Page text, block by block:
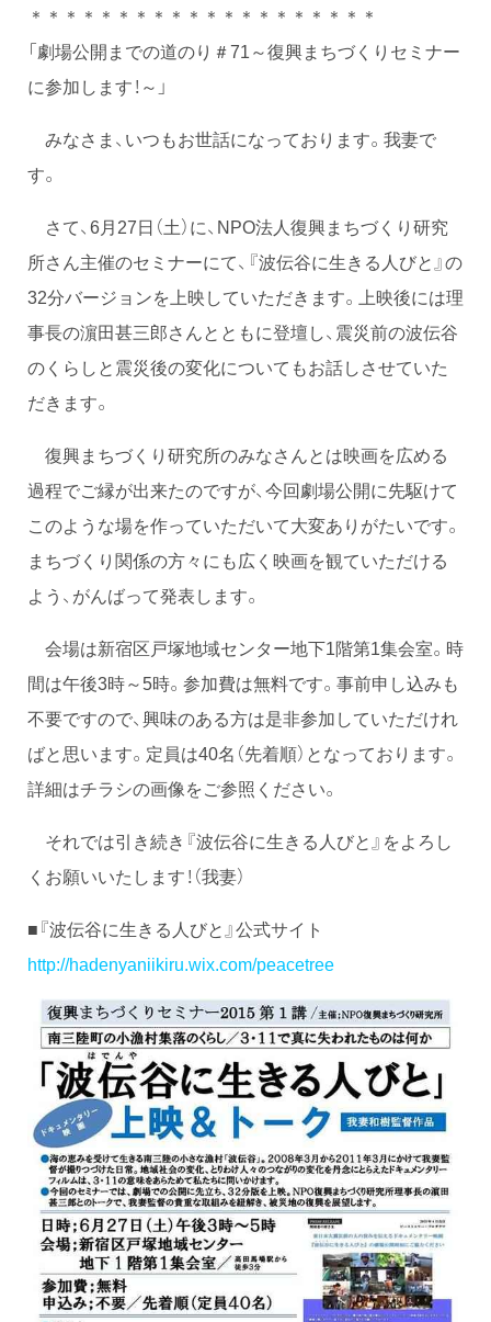
＊＊＊＊＊＊＊＊＊＊＊＊＊＊＊＊＊＊＊＊
「劇場公開までの道のり＃71～復興まちづくりセミナー
に参加します！～」
みなさま、いつもお世話になっております。我妻で
す。
さて、6月27日（土）に、NPO法人復興まちづくり研究
所さん主催のセミナーにて、『波伝谷に生きる人びと』の
32分バージョンを上映していただきます。上映後には理
事長の濵田甚三郎さんとともに登壇し、震災前の波伝谷
のくらしと震災後の変化についてもお話しさせていた
だきます。
復興まちづくり研究所のみなさんとは映画を広める
過程でご縁が出来たのですが、今回劇場公開に先駆けて
このような場を作っていただいて大変ありがたいです。
まちづくり関係の方々にも広く映画を観ていただける
よう、がんばって発表します。
会場は新宿区戸塚地域センター地下1階第1集会室。時
間は午後3時～5時。参加費は無料です。事前申し込みも
不要ですので、興味のある方は是非参加していただけれ
ばと思います。定員は40名（先着順）となっております。
詳細はチラシの画像をご参照ください。
それでは引き続き『波伝谷に生きる人びと』をよろし
くお願いいたします！（我妻）
■『波伝谷に生きる人びと』公式サイト
http://hadenyaniikiru.wix.com/peacetree